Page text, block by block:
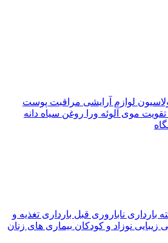
لوازم آرایشی مراقبت پوست
تقویت موی آلوئه‌ ورا روغن سیاه دانه
بارداری ناباروری قبل بارداری تغذیه و
زیبایی نوزاد و کودکان بیماری های زنان